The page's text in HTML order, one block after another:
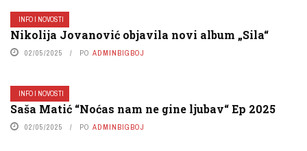
INFO I NOVOSTI
Nikolija Jovanović objavila novi album „Sila“
02/05/2025 PO ADMINBIGBOJ
INFO I NOVOSTI
Saša Matić “Noćas nam ne gine ljubav“ Ep 2025
02/05/2025 PO ADMINBIGBOJ